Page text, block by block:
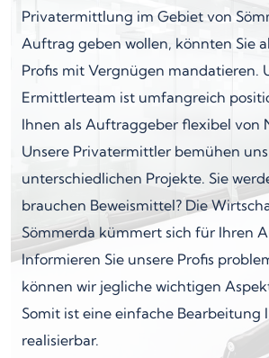
Privatermittlung im Gebiet von
Auftrag geben wollen, könnten Sie
Profis mit Vergnügen mandatieren.
Ermittlerteam ist umfangreich
Ihnen als Auftraggeber flexibel von
Unsere Privatermittler bemühen
unterschiedlichen Projekte. Sie
brauchen Beweismittel? Die
Sömmerda kümmert sich für Ihren
Informieren Sie unsere Profis
können wir jegliche wichtigen
Somit ist eine einfache Bearbeitung
realisierbar.